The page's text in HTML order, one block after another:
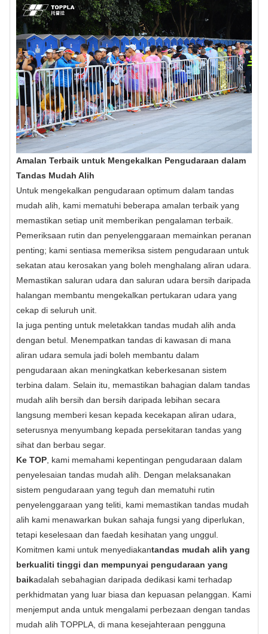
Amalan Terbaik untuk Mengekalkan Pengudaraan dalam
Tandas Mudah Alih
Untuk mengekalkan pengudaraan optimum dalam tandas
mudah alih, kami mematuhi beberapa amalan terbaik yang
memastikan setiap unit memberikan pengalaman terbaik.
Pemeriksaan rutin dan penyelenggaraan memainkan peranan
penting; kami sentiasa memeriksa sistem pengudaraan untuk
sekatan atau kerosakan yang boleh menghalang aliran udara.
Memastikan saluran udara dan saluran udara bersih daripada
halangan membantu mengekalkan pertukaran udara yang
cekap di seluruh unit.
Ia juga penting untuk meletakkan tandas mudah alih anda
dengan betul. Menempatkan tandas di kawasan di mana
aliran udara semula jadi boleh membantu dalam
pengudaraan akan meningkatkan keberkesanan sistem
terbina dalam. Selain itu, memastikan bahagian dalam tandas
mudah alih bersih dan bersih daripada lebihan secara
langsung memberi kesan kepada kecekapan aliran udara,
seterusnya menyumbang kepada persekitaran tandas yang
sihat dan berbau segar.
Ke TOP , kami memahami kepentingan pengudaraan dalam
penyelesaian tandas mudah alih. Dengan melaksanakan
sistem pengudaraan yang teguh dan mematuhi rutin
penyelenggaraan yang teliti, kami memastikan tandas mudah
alih kami menawarkan bukan sahaja fungsi yang diperlukan,
tetapi keselesaan dan faedah kesihatan yang unggul.
Komitmen kami untuk menyediakantandas mudah alih yang
berkualiti tinggi dan mempunyai pengudaraan yang
baikadalah sebahagian daripada dedikasi kami terhadap
perkhidmatan yang luar biasa dan kepuasan pelanggan. Kami
menjemput anda untuk mengalami perbezaan dengan tandas
mudah alih TOPPLA, di mana kesejahteraan pengguna